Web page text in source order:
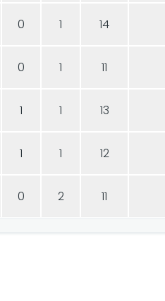
0 1 14
0 1 11
1 1 13
1 1 12
0 2 11